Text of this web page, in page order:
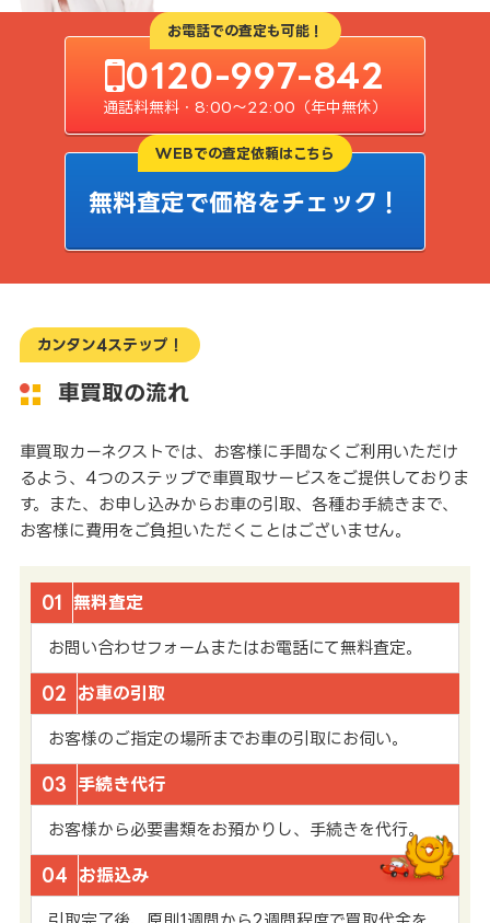
お電話での査定も可能！
0120-997-842
通話料無料・8:00〜22:00（年中無休）
WEBでの査定依頼はこちら
無料査定で価格をチェック！
カンタン4ステップ！
車買取の流れ
車買取カーネクストでは、お客様に手間なくご利用いただけ
るよう、4つのステップで車買取サービスをご提供しておりま
す。また、お申し込みからお車の引取、各種お手続きまで、
お客様に費用をご負担いただくことはございません。
01 無料査定
お問い合わせフォームまたはお電話にて無料査定。
02 お車の引取
お客様のご指定の場所までお車の引取にお伺い。
03 手続き代行
お客様から必要書類をお預かりし、手続きを代行。
04 お振込み